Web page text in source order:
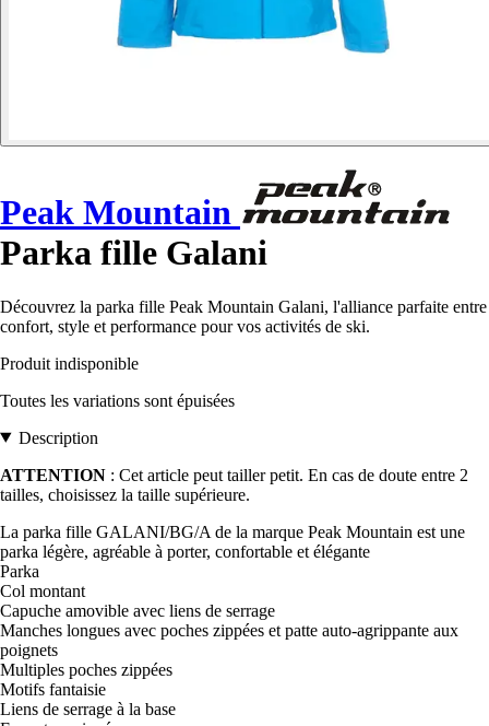
Peak Mountain
Parka fille Galani
Découvrez la parka fille Peak Mountain Galani, l'alliance parfaite entre
confort, style et performance pour vos activités de ski.
Produit indisponible
Toutes les variations sont épuisées
Description
ATTENTION : Cet article peut tailler petit. En cas de doute entre 2
tailles, choisissez la taille supérieure.
La parka fille GALANI/BG/A de la marque Peak Mountain est une
parka légère, agréable à porter, confortable et élégante
Parka
Col montant
Capuche amovible avec liens de serrage
Manches longues avec poches zippées et patte auto-agrippante aux
poignets
Multiples poches zippées
Motifs fantaisie
Liens de serrage à la base